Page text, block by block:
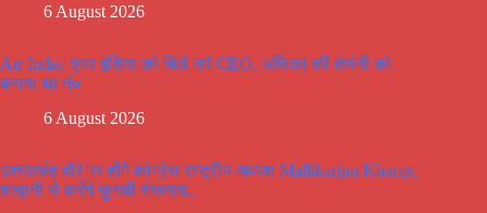
6 August 2026
Air India: एयर इंडिया को मिले नये CEO, अर्फिका की कंपंनी को
बनाया था नं०
6 August 2026
उत्तराखंड दौरे पर होंगे कांग्रेस राष्ट्रीय अध्यक्ष Mallikarjun Kharge,
हल्द्वानी से करेंगे चुनावी शंखनाद..